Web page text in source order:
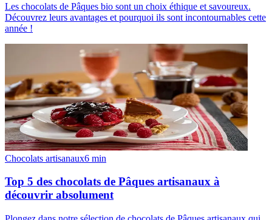
Les chocolats de Pâques bio sont un choix éthique et savoureux.
Découvrez leurs avantages et pourquoi ils sont incontournables cette
année !
Chocolats artisanaux6 min
Top 5 des chocolats de Pâques artisanaux à
découvrir absolument